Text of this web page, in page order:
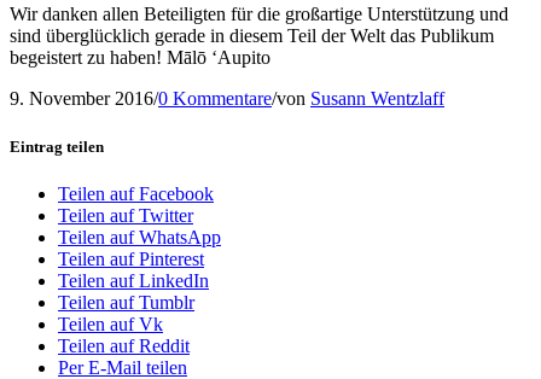
Wir danken allen Beteiligten für die großartige Unterstützung und
sind überglücklich gerade in diesem Teil der Welt das Publikum
begeistert zu haben! Mālō ‘Aupito
9. November 2016/0 Kommentare/von Susann Wentzlaff
Eintrag teilen
Teilen auf Facebook
Teilen auf Twitter
Teilen auf WhatsApp
Teilen auf Pinterest
Teilen auf LinkedIn
Teilen auf Tumblr
Teilen auf Vk
Teilen auf Reddit
Per E-Mail teilen